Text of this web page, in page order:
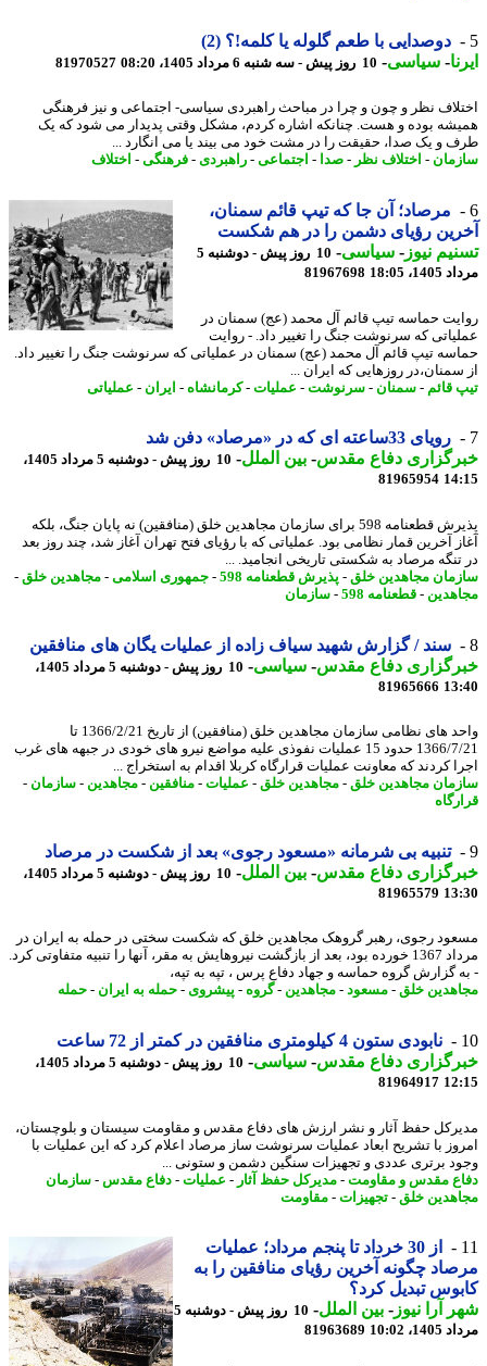
دوصدایی با طعم گلوله یا کلمه!؟ (2)
-سیاسی-10 روز پیش - سه شنبه 6 مرداد 1405، 08:20 81970527
نظر و چون و چرا در مباحث راهبردی سیاسی- اجتماعی و نیز فرهنگی
بوده و هست. چنانکه اشاره کردم، مشکل وقتی پدیدار می شود که یک
و یک صدا، حقیقت را در مشت خود می بیند یا می انگارد ...
-اختلاف نظر -صدا -اجتماعی-راهبردی-فرهنگی-اختلاف
مرصاد؛ آن جا که تیپ قائم سمنان،
رؤیای دشمن را در هم شکست
نیوز-سیاسی-
10 روز پیش - دوشنبه 5
18:05
81967698
حماسه تیپ قائم آل محمد (عج) سمنان در
که سرنوشت جنگ را تغییر داد. - روایت
تیپ قائم آل محمد (عج) سمنان در عملیاتی که سرنوشت جنگ را تغییر داد.
روزهایی که ایران ...
قائم -سمنان-سرنوشت-عملیات-کرمانشاه-ایران - عملیاتی
رویای 33ساعته ای که در «مرصاد» دفن شد
دفاع مقدس-بین الملل-
10 روز پیش - دوشنبه 5 مرداد 1405،
81965954
پذیرش قطعنامه 598 برای سازمان مجاهدین خلق (منافقین) نه پایان جنگ، بلکه
آخرین قمار نظامی بود. عملیاتی که با رؤیای فتح تهران آغاز شد، چند روز بعد
مرصاد به شکستی تاریخی انجامید. ...
مجاهدین خلق -پذیرش قطعنامه 598 -جمهوری اسلامی-مجاهدین خلق -
-قطعنامه 598 -سازمان
سند / گزارش شهید سیاف زاده از عملیات یگان های منافقین
دفاع مقدس-سیاسی-
10 روز پیش - دوشنبه 5 مرداد 1405،
81965666
واحد های نظامی سازمان مجاهدین خلق (منافقین) از تاریخ 1366/2/21 تا
1366/7/21 حدود 15 عملیات نفوذی علیه مواضع نیرو های خودی در جبهه های غرب
کردند که معاونت عملیات قرارگاه کربلا اقدام به استخراج ...
مجاهدین خلق -مجاهدین خلق -عملیات-منافقین-مجاهدین-سازمان -
تنبیه بی شرمانه «مسعود رجوی» بعد از شکست در مرصاد
دفاع مقدس-بین الملل-
10 روز پیش - دوشنبه 5 مرداد 1405،
81965579
رجوی، رهبر گروهک مجاهدین خلق که شکست سختی در حمله به ایران در
مرداد 1367 خورده بود، بعد از بازگشت نیروهایش به مقر، آنها را تنبیه متفاوتی کرد.
گزارش گروه حماسه و جهاد دفاع پرس ، تپه به تپه،
خلق -مسعود-مجاهدین-گروه- پیشروی-حمله به ایران - حمله
نابودی ستون 4 کیلومتری منافقین در کمتر از 72 ساعت
دفاع مقدس-سیاسی-
10 روز پیش - دوشنبه 5 مرداد 1405،
81964917
حفظ آثار و نشر ارزش های دفاع مقدس و مقاومت سیستان و بلوچستان،
با تشریح ابعاد عملیات سرنوشت ساز مرصاد اعلام کرد که این عملیات با
برتری عددی و تجهیزات سنگین دشمن و ستونی ...
مقدس و مقاومت-مدیرکل حفظ آثار- عملیات-دفاع مقدس-سازمان
خلق -تجهیزات- مقاومت
از 30 خرداد تا پنجم مرداد؛ عملیات
چگونه آخرین رؤیای منافقین را به
تبدیل کرد؟
آرا نیوز-بین الملل-
10 روز پیش - دوشنبه 5
10:02
81963689